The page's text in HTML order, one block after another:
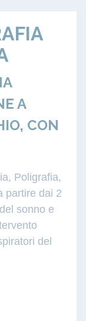
A
CON
Poligrafia,
partire dai 2
sonno e
del